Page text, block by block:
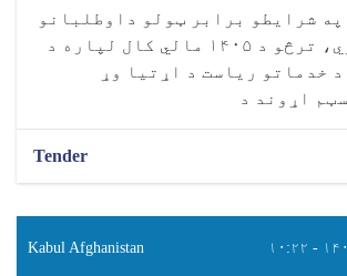
په شرایطو برابر ټولو داوطلبانو
ته بلنه ورکوي، ترڅو د ۱۴۰۵ مالي کال لپاره د
خدماتو ریاست د اړتیا وړ
اړوند د
Tender
Kabul Afghanistan